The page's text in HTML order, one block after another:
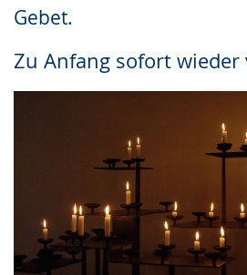
Gebet.
Zu Anfang sofort wieder